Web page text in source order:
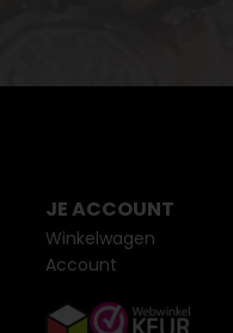
JE ACCOUNT
Winkelwagen
Account